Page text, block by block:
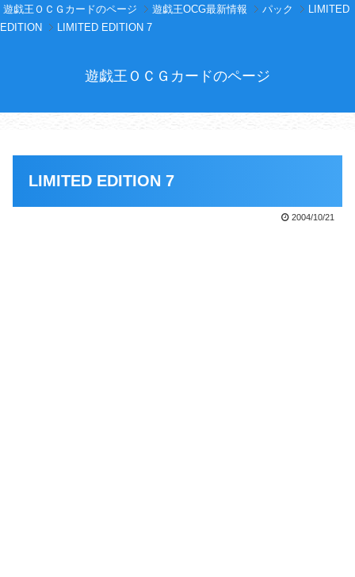
遊戯王ＯＣＧカードのページ 遊戯王OCG最新情報 パック
LIMITED
EDITION
LIMITED EDITION 7
遊戯王ＯＣＧカードのページ
LIMITED EDITION 7
2004/10/21